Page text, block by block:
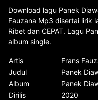
Download lagu Panek
Fauzana Mp3 disertai lirik
Ribet dan CEPAT. Lagu
album single.
Artis
Frans
Judul
Panek
Album
Panek
Dirilis
2020